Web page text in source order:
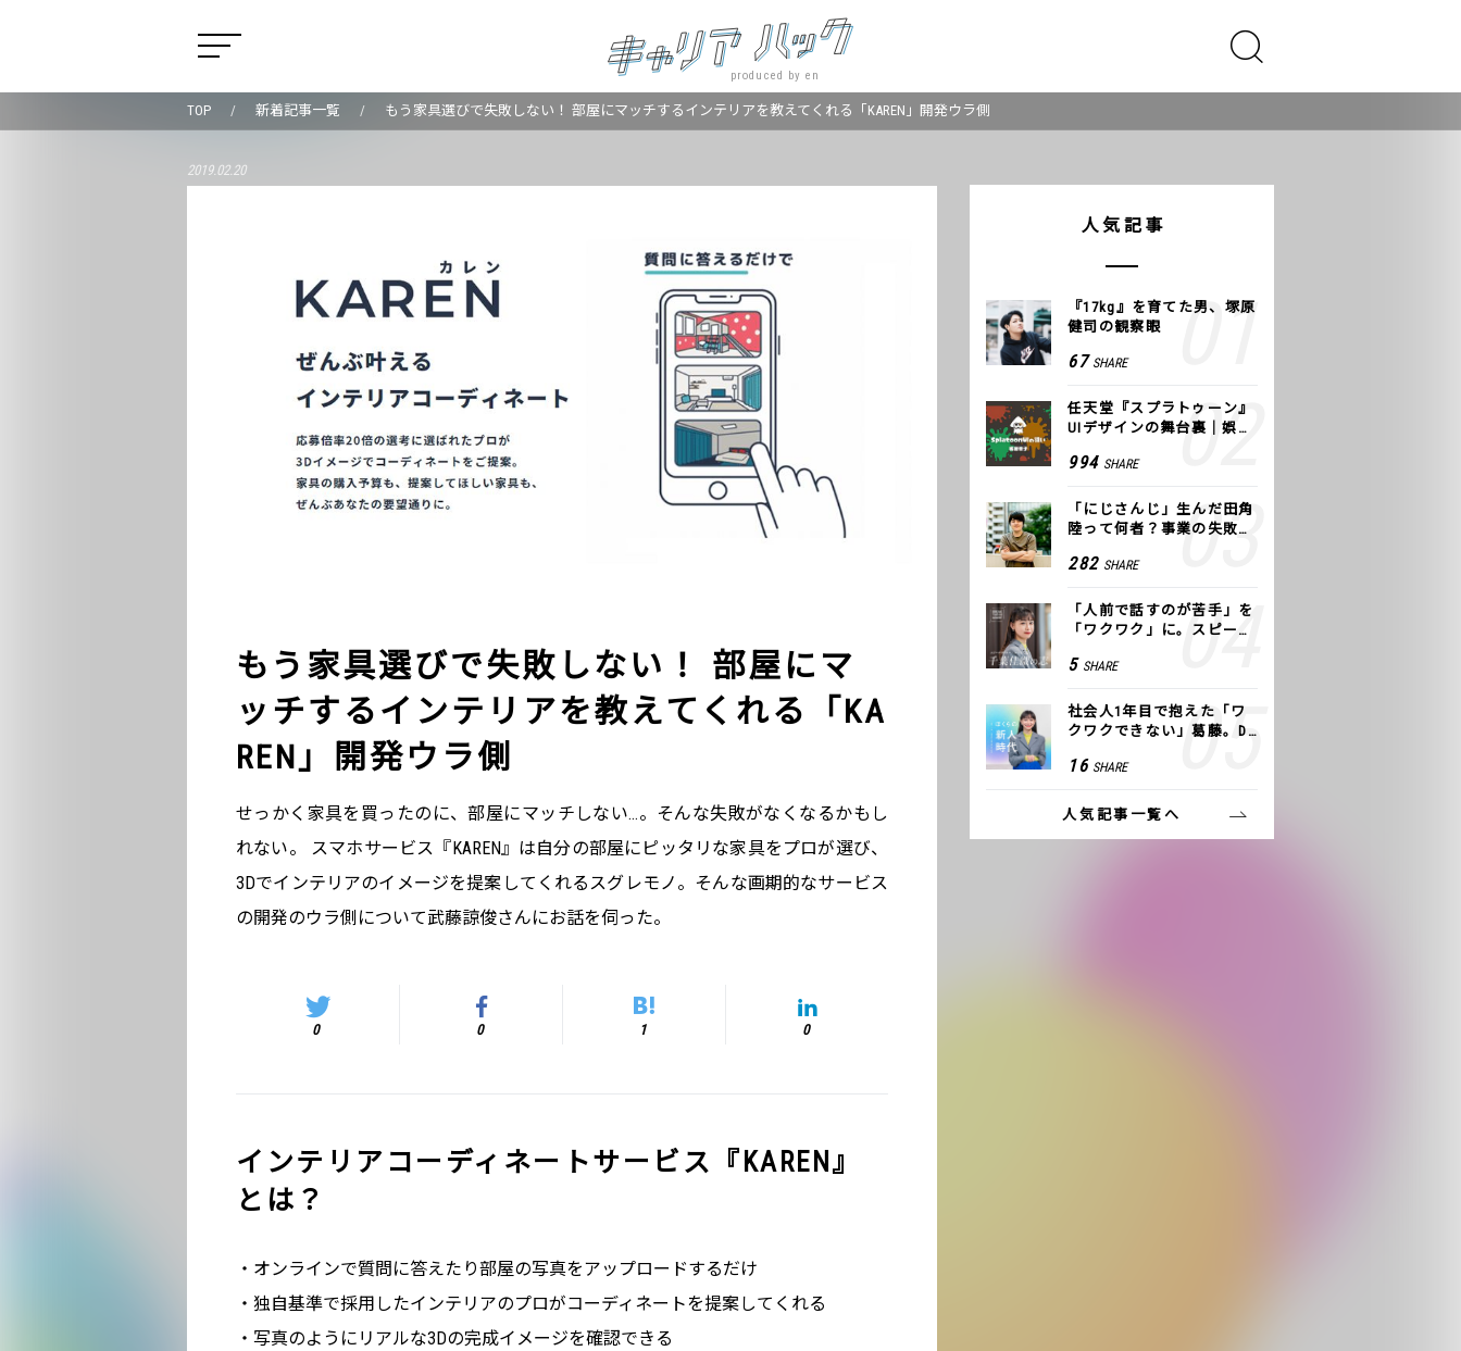
produced by en
TOP 新着記事一覧 もう家具選びで失敗しない！ 部屋にマッチするインテリアを教えてくれる「KAREN」開発ウラ側
2019.02.20
もう家具選びで失敗しない！ 部屋にマ
ッチするインテリアを教えてくれる「KA
REN」開発ウラ側
せっかく家具を買ったのに、部屋にマッチしない…。そんな失敗がなくなるかもし
れない。 スマホサービス『KAREN』は自分の部屋にピッタリな家具をプロが選び、
3Dでインテリアのイメージを提案してくれるスグレモノ。そんな画期的なサービス
の開発のウラ側について武藤諒俊さんにお話を伺った。
0 0 1 0
インテリアコーディネートサービス『KAREN』
とは？
・オンラインで質問に答えたり部屋の写真をアップロードするだけ
・独自基準で採用したインテリアのプロがコーディネートを提案してくれる
・写真のようにリアルな3Dの完成イメージを確認できる
人気記事
『17kg』を育てた男、塚原
健司の観察眼
67 SHARE
任天堂『スプラトゥーン』
UIデザインの舞台裏｜娯楽
994 SHARE
「にじさんじ」生んだ田角
陸って何者？事業の失敗
COLOR
282 SHARE
「人前で話すのが苦手」を
「ワクワク」に。スピーチ
方トレーニング」に込めた
5 SHARE
社会人1年目で抱えた「ワ
クワクできない」葛藤。De
つけた、私の生きる道
16 SHARE
人気記事一覧へ